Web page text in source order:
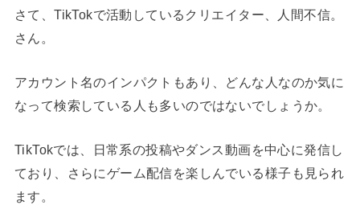
さて、TikTokで活動しているクリエイター、人間不信。
さん。
アカウント名のインパクトもあり、どんな人なのか気に
なって検索している人も多いのではないでしょうか。
TikTokでは、日常系の投稿やダンス動画を中心に発信し
ており、さらにゲーム配信を楽しんでいる様子も見られ
ます。